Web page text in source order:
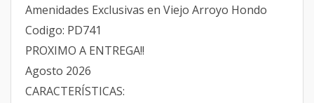
Amenidades Exclusivas en Viejo Arroyo Hondo
Codigo: PD741
PROXIMO A ENTREGA!!
Agosto 2026
CARACTERÍSTICAS: